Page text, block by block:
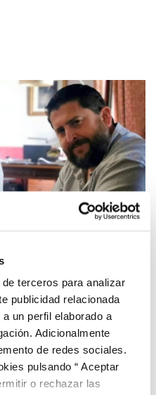
terceros para analizar
publicidad relacionada
un perfil elaborado a
Adicionalmente
de redes sociales.
pulsando “ Aceptar
o rechazar las
e Hidrogea
de las ayudas
recibo del agua